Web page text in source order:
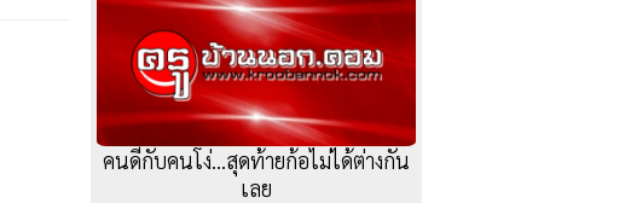
คนดีกับคนโง่...สุดท้ายก้อไม่ได้ต่างกัน
เลย